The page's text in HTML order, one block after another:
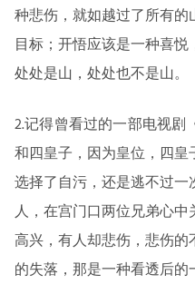
种悲伤，就如越过了所有
目标；开悟应该是一种喜悦
处处是山，处处也不是山。
2.记得曾看过的一部电视
和四皇子，因为皇位，四
选择了自污，还是逃不过
人，在宫门口两位兄弟心
高兴，有人却悲伤，悲伤
的失落，那是一种看透后的